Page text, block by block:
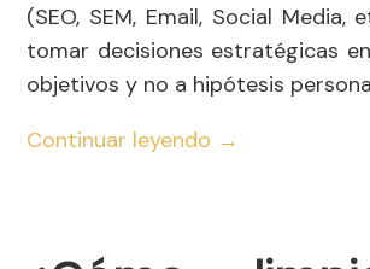
(SEO, SEM, Email, Social Media,
tomar decisiones estratégicas
objetivos y no a hipótesis
Continuar leyendo →